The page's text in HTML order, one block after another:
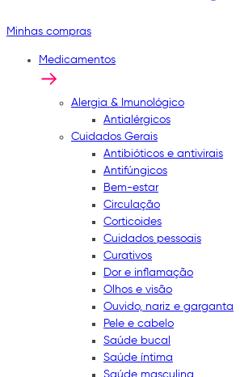
Minhas compras
Medicamentos
Alergia & Imunológico
Antialérgicos
Cuidados Gerais
Antibióticos e antivirais
Antifúngicos
Bem-estar
Circulação
Corticoides
Cuidados pessoais
Curativos
Dor e inflamação
Olhos e visão
Ouvido, nariz e garganta
Pele e cabelo
Saúde bucal
Saúde íntima
Saúde masculina